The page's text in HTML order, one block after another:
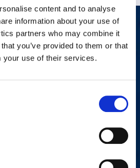
content and to analyse
information about your use of
partners who may combine it
you’ve provided to them or that
your use of their services.
conversación
comentario o problema? Complete el
representante local de Workplace